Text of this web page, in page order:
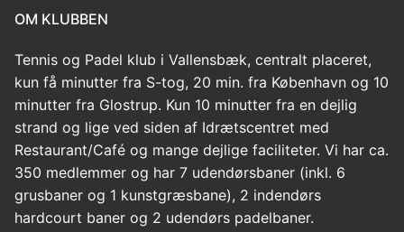
OM KLUBBEN
Tennis og Padel klub i Vallensbæk, centralt placeret,
kun få minutter fra S-tog, 20 min. fra København og 10
minutter fra Glostrup. Kun 10 minutter fra en dejlig
strand og lige ved siden af Idrætscentret med
Restaurant/Café og mange dejlige faciliteter. Vi har ca.
350 medlemmer og har 7 udendørsbaner (inkl. 6
grusbaner og 1 kunstgræsbane), 2 indendørs
hardcourt baner og 2 udendørs padelbaner.